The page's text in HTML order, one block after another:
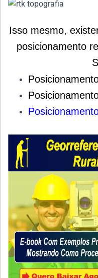
Isso mesmo,
posicionamento